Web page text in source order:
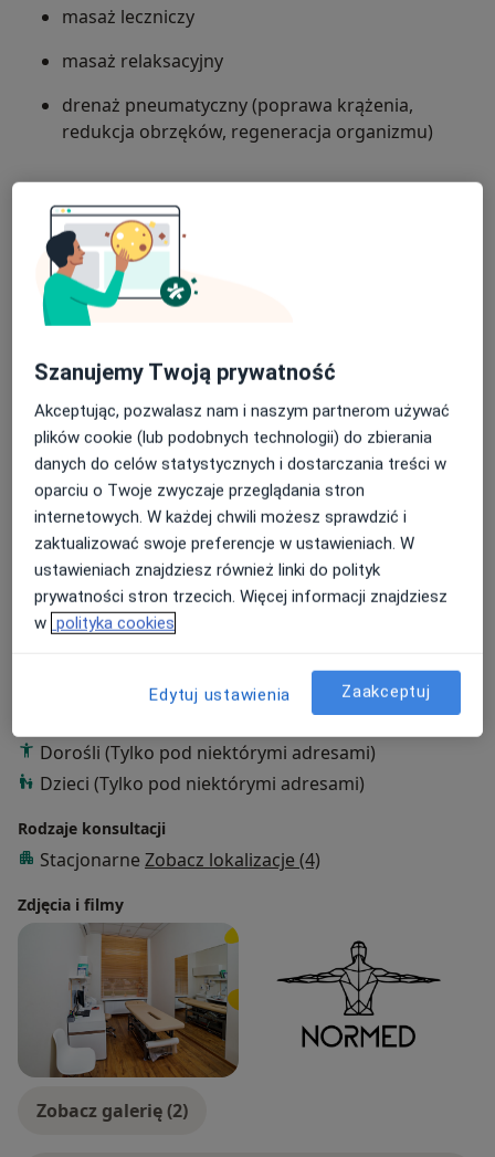
masaż leczniczy
masaż relaksacyjny
drenaż pneumatyczny (poprawa krążenia,
redukcja obrzęków, regeneracja organizmu)
dzień – prowadzęinstruktaż ćwiczeń do domu
pomaga utrzymać efekty terapii i zapobiega
nawrotom bólu.
Stawiam na empatię, cierpliwość i zaangażowanie.
ale także zaufanie i komfort pacjenta.
więcejO mnie
Zakres porad
Fizjoterapia
Rehabilitacja medyczna
Rehabilitacja pourazowa
Masaż leczniczy
Główne obszary pomocy
Skolioza Wady postawy
+93
Dorośli (Tylko pod niektórymi adresami)
Dzieci (Tylko pod niektórymi adresami)
Rodzaje konsultacji
Stacjonarne Zobacz lokalizacje (4)
Zdjęcia i filmy
Zobacz galerię (2)
Szanujemy Twoją prywatność
Akceptując, pozwalasz nam i naszym partnerom używać
plików cookie (lub podobnych technologii) do zbierania
danych do celów statystycznych i dostarczania treści w
oparciu o Twoje zwyczaje przeglądania stron
internetowych. W każdej chwili możesz sprawdzić i
zaktualizować swoje preferencje w ustawieniach. W
ustawieniach znajdziesz również linki do polityk
prywatności stron trzecich. Więcej informacji znajdziesz
w polityka cookies
Edytuj ustawienia Zaakceptuj